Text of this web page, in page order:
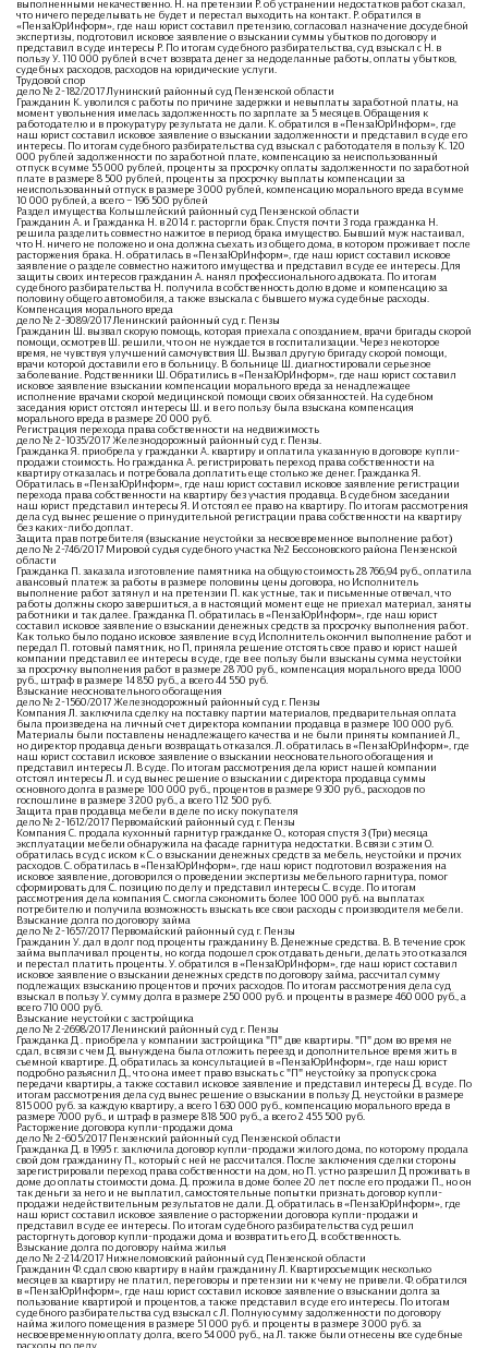
выполненными некачественно. Н. на претензии Р. об устранении недостатков работ сказал,
что ничего переделывать не будет и перестал выходить на контакт. Р. обратился в
«ПензаЮрИнформ», где наш юрист составил претензию, согласовал назначение досудебной
экспертизы, подготовил исковое заявление о взыскании суммы убытков по договору и
представил в суде интересы Р. По итогам судебного разбирательства, суд взыскал с Н. в
пользу У. 110 000 рублей в счет возврата денег за недоделанные работы, оплаты убытков,
судебных расходов, расходов на юридические услуги.
Трудовой спор
дело № 2-182/2017 Лунинский районный суд Пензенской области
Гражданин К. уволился с работы по причине задержки и невыплаты заработной платы, на
момент увольнения имелась задолженность по зарплате за 5 месяцев. Обращения к
работодателю и в прокуратуру результата не дали. К. обратился в «ПензаЮрИнформ», где
наш юрист составил исковое заявление о взыскании задолженности и представил в суде его
интересы. По итогам судебного разбирательства суд взыскал с работодателя в пользу К. 120
000 рублей задолженности по заработной плате, компенсацию за неиспользованный
отпуск в сумме 55 000 рублей, проценты за просрочку оплаты задолженности по заработной
плате в размере 8 500 рублей, проценты за просрочку выплаты компенсации за
неиспользованный отпуск в размере 3 000 рублей, компенсацию морального вреда в сумме
10 000 рублей, а всего – 196 500 рублей
Раздел имущества Колышлейский районный суд Пензенской области
Гражданин А. и Гражданка Н. в 2014 г. расторгли брак. Спустя почти 3 года гражданка Н.
решила разделить совместно нажитое в период брака имущество. Бывший муж настаивал,
что Н. ничего не положено и она должна съехать из общего дома, в котором проживает после
расторжения брака. Н. обратилась в «ПензаЮрИнформ», где наш юрист составил исковое
заявление о разделе совместно нажитого имущества и представил в суде ее интересы. Для
защиты своих интересов гражданин А. нанял профессионального адвоката. По итогам
судебного разбирательства Н. получила в собственность долю в доме и компенсацию за
половину общего автомобиля, а также взыскала с бывшего мужа судебные расходы.
Компенсация морального вреда
дело № 2-3089/2017 Ленинский районный суд г. Пензы
Гражданин Ш. вызвал скорую помощь, которая приехала с опозданием, врачи бригады скорой
помощи, осмотрев Ш. решили, что он не нуждается в госпитализации. Через некоторое
время, не чувствуя улучшений самочувствия Ш. Вызвал другую бригаду скорой помощи,
врачи которой доставили его в больницу. В больнице Ш. диагностировали серьезное
заболевание. Родственники Ш. Обратились в «ПензаЮрИнформ», где наш юрист составил
исковое заявление взыскании компенсации морального вреда за ненадлежащее
исполнение врачами скорой медицинской помощи своих обязанностей. На судебном
заседания юрист отстоял интересы Ш. и в его пользу была взыскана компенсация
морального вреда в размере 20 000 руб.
Регистрация перехода права собственности на недвижимость
дело № 2-1035/2017 Железнодорожный районный суд г. Пензы.
Гражданка Я. приобрела у гражданки А. квартиру и оплатила указанную в договоре купли-
продажи стоимость. Но гражданка А. регистрировать переход права собственности на
квартиру отказалась и потребовала доплатить еще столько же денег. Гражданка Я.
Обратилась в «ПензаЮрИнформ», где наш юрист составил исковое заявление регистрации
перехода права собственности на квартиру без участия продавца. В судебном заседании
наш юрист представил интересы Я. И отстоял ее право на квартиру. По итогам рассмотрения
дела суд вынес решение о принудительной регистрации права собственности на квартиру
без каких-либо доплат.
Защита прав потребителя (взыскание неустойки за несвоевременное выполнение работ)
дело № 2-746/2017 Мировой судья судебного участка №2 Бессоновского района Пензенской
области
Гражданка П. заказала изготовление памятника на общую стоимость 28 766,94 руб., оплатила
авансовый платеж за работы в размере половины цены договора, но Исполнитель
выполнение работ затянул и на претензии П. как устные, так и письменные отвечал, что
работы должны скоро завершиться, а в настоящий момент еще не приехал материал, заняты
работники и так далее. Гражданка П. обратилась в «ПензаЮрИнформ», где наш юрист
составил исковое заявление о взыскании денежных средств за просрочку выполнения работ.
Как только было подано исковое заявление в суд Исполнитель окончил выполнение работ и
передал П. готовый памятник, но П, приняла решение отстоять свое право и юрист нашей
компании представил ее интересы в суде, где в ее пользу были взысканы сумма неустойки
за просрочку выполнения работ в размере 28 700 руб., компенсация морального вреда 1000
руб., штраф в размере 14 850 руб., а всего 44 550 руб.
Взыскание неосновательного обогащения
дело № 2-1560/2017 Железнодорожный районный суд г. Пензы
Компания Л. заключила сделку на поставку партии материалов, предварительная оплата
была произведена на личный счет директора компании продавца в размере 100 000 руб.
Материалы были поставлены ненадлежащего качества и не были приняты компанией Л.,
но директор продавца деньги возвращать отказался. Л. обратилась в «ПензаЮрИнформ», где
наш юрист составил исковое заявление о взыскании неосновательного обогащения и
представил интересы Л. В суде. По итогам рассмотрения дела юрист нашей компании
отстоял интересы Л. и суд вынес решение о взыскании с директора продавца суммы
основного долга в размере 100 000 руб., процентов в размере 9 300 руб., расходов по
госпошлине в размере 3 200 руб., а всего 112 500 руб.
Защита прав продавца мебели в деле по иску покупателя
дело № 2-1612/2017 Первомайский районный суд г. Пензы
Компания С. продала кухонный гарнитур гражданке О., которая спустя 3 (Три) месяца
эксплуатации мебели обнаружила на фасаде гарнитура недостатки. В связи с этим О.
обратилась в суд с иском к С. о взыскании денежных средств за мебель, неустойки и прочих
расходов. С. обратилась в «ПензаЮрИнформ», где наш юрист подготовил возражения на
исковое заявление, договорился о проведении экспертизы мебельного гарнитура, помог
сформировать для С. позицию по делу и представил интересы С. в суде. По итогам
рассмотрения дела компания С. смогла сэкономить более 100 000 руб. на выплатах
потребителю и получила возможность взыскать все свои расходы с производителя мебели.
Взыскание долга по договору займа
дело № 2-1657/2017 Первомайский районный суд г. Пензы
Гражданин У. дал в долг под проценты гражданину В. Денежные средства. В. В течение срок
займа выплачивал проценты, но когда подошел срок отдавать деньги, делать это отказался
и перестал платить проценты. У. обратился в «ПензаЮрИнформ», где наш юрист составил
исковое заявление о взыскании денежных средств по договору займа, рассчитал сумму
подлежащих взысканию процентов и прочих расходов. По итогам рассмотрения дела суд
взыскал в пользу У. сумму долга в размере 250 000 руб. и проценты в размере 460 000 руб., а
всего 710 000 руб.
Взыскание неустойки с застройщика
дело № 2-2698/2017 Ленинский районный суд г. Пензы
Гражданка Д . приобрела у компании застройщика "П" две квартиры. "П" дом во время не
сдал, в связи с чем Д. вынуждена была отложить переезд и дополнительное время жить в
съемной квартире. Д. обратилась за консультацией в «ПензаЮрИнформ», где наш юрист
подробно разъяснил Д., что она имеет право взыскать с "П" неустойку за пропуск срока
передачи квартиры, а также составил исковое заявление и представил интересы Д. в суде. По
итогам рассмотрения дела суд вынес решение о взыскании в пользу Д. неустойки в размере
815 000 руб. за каждую квартиру, а всего 1 630 000 руб., компенсацию морального вреда в
размере 7000 руб., и штраф в размере 818 500 руб., а всего 2 455 500 руб.
Расторжение договора купли-продажи дома
дело № 2-605/2017 Пензенский районный суд Пензенской области
Гражданка Д. в 1995 г. заключила договор купли-продажи жилого дома, по которому продала
свой дом гражданину П., который с ней не рассчитался. После заключения сделки стороны
зарегистрировали переход права собственности на дом, но П. устно разрешил Д проживать в
доме до оплаты стоимости дома. Д. прожила в доме более 20 лет после его продажи П., но он
так деньги за него и не выплатил, самостоятельные попытки признать договор купли-
продажи недействительным результатов не дали. Д. обратилась в «ПензаЮрИнформ», где
наш юрист составил исковое заявление о расторжении договора купли-продажи и
представил в суде ее интересы. По итогам судебного разбирательства суд решил
расторгнуть договор купли-продажи дома и возвратить его Д. в собственность.
Взыскание долга по договору найма жилья
дело № 2-214/2017 Нижнеломовский районный суд Пензенской области
Гражданин Ф. сдал свою квартиру в найм гражданину Л. Квартиросъемщик несколько
месяцев за квартиру не платил, переговоры и претензии ни к чему не привели. Ф. обратился
в «ПензаЮрИнформ», где наш юрист составил исковое заявление о взыскании долга за
пользование квартирой и процентов, а также представил в суде его интересы. По итогам
судебного разбирательства суд взыскал с Л. Полную сумму задолженности по договору
найма жилого помещения в размере 51 000 руб. и проценты в размере 3 000 руб. за
несвоевременную оплату долга, всего 54 000 руб., на Л. также были отнесены все судебные